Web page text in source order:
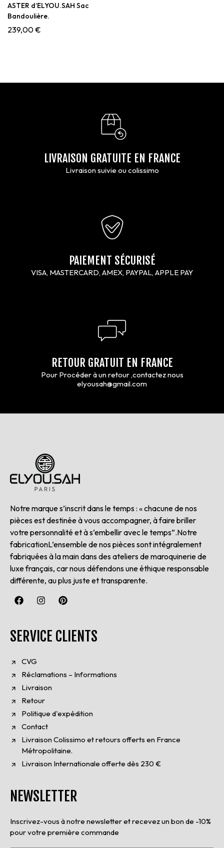
ASTER d’ELYOU.SAH Sac
Bandoulière.
239,00€
LIVRAISON GRATUITE EN FRANCE
Livraison suivie ou colissimo
PAIEMENT SÉCURISÉ
VISA, MASTERCARD, AMEX, PAYPAL, APPLE PAY
RETOUR GRATUIT EN FRANCE
Pour Procéder à un retour ,contactez nous
elyousah@gmail.com
Notre marque s’inscrit dans le temps : « chacune de nos
pièces est destinée à vous accompagner, à faire briller
votre personnalité et à s’embellir avec le temps”.Notre
fabricationL’ensemble de nos pièces sont intégralement
fabriquées à la main dans des ateliers de maroquinerie de
luxe français, car nous défendons une éthique responsable
différente, au plus juste et transparente.
SERVICE CLIENTS
CVG
Réclamations – Informations
Livraison
Retour
Politique d'expédition
Contact
Livraison Colissimo et retours offerts en France
Métropolitaine.
Livraison Internationale offerte dès 230 €
NEWSLETTER
Inscrivez-vous à notre newsletter et recevez un bon de -10%
pour votre première commande